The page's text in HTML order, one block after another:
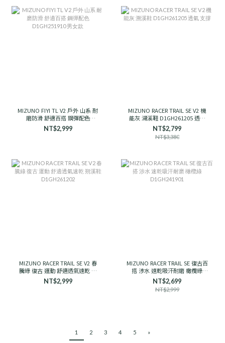
MIZUNO FIYI TL V2 戶外 山系 耐
磨防滑 舒適百搭 鋼彈配色
D1GH251910 男女款
NT$2,999
MIZUNO RACER TRAIL SE V2 機
能灰 溯溪鞋 D1GH261205 透氣
支撐
NT$2,799
NT$3,380
MIZUNO RACER TRAIL SE V2 春
騰綠 復古 運動 舒適透氣速乾 朔
溪鞋 D1GH261202
NT$2,999
MIZUNO RACER TRAIL SE 復古百
搭 涉水 速乾吸汗耐磨 橄欖綠
D1GH241901
NT$2,699
NT$2,999
1 2 3 4 5 »